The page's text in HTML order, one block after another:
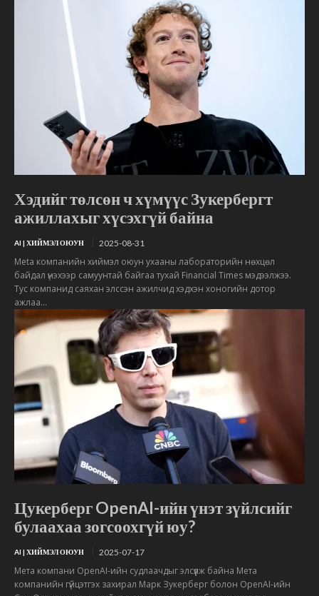
Хэдийг төлсөн ч хүмүүс Зукербергт
ажиллахыг хүсэхгүй байна
AI | ХИЙМЭЛ ОЮУН 2025-08-31
Meta компанийн хиймэл оюун ухааны лабораторийн нөхцөл
байдал үнэхээр самуунтай байгаа тухай Financial Times мэдээлжээ.
Тус компанид саяхан элссэн ажилчид хэдхэн хоногийн дотор
ажлаа...
Цукерберг OpenAI-ийн үнэт зүйлсийг
булаахаа зогсоохгүй юу?
AI | ХИЙМЭЛ ОЮУН 2025-07-17
Мета компани OpenAI-ийн судлаачдыг элсүүлж байна Мета
компанийн гүйцэтгэх захирал Марк Зукерберг болон OpenAI-ийн